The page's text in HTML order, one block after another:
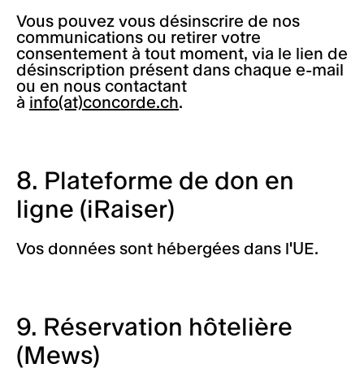
Vous pouvez vous désinscrire de nos
communications ou retirer votre
consentement à tout moment, via le lien de
désinscription présent dans chaque e-mail
ou en nous contactant
à info(at)concorde.ch.
8. Plateforme de don en
ligne (iRaiser)
Vos données sont hébergées dans l'UE.
9. Réservation hôtelière
(Mews)